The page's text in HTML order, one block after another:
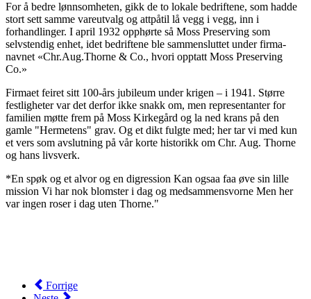
For å bedre lønnsomheten, gikk de to lokale bedriftene, som hadde
stort sett samme vareutvalg og attpåtil lå vegg i vegg, inn i
forhandlinger. I april 1932 opphørte så Moss Preserving som
selvstendig enhet, idet bedriftene ble sammensluttet under firma-
navnet «Chr.Aug.Thorne & Co., hvori opptatt Moss Preserving
Co.»
Firmaet feiret sitt 100-års jubileum under krigen – i 1941. Større
festligheter var det derfor ikke snakk om, men representanter for
familien møtte frem på Moss Kirkegård og la ned krans på den
gamle "Hermetens" grav. Og et dikt fulgte med; her tar vi med kun
et vers som avslutning på vår korte historikk om Chr. Aug. Thorne
og hans livsverk.
*En spøk og et alvor og en digression Kan ogsaa faa øve sin lille
mission Vi har nok blomster i dag og medsammensvorne Men her
var ingen roser i dag uten Thorne."
Forrige